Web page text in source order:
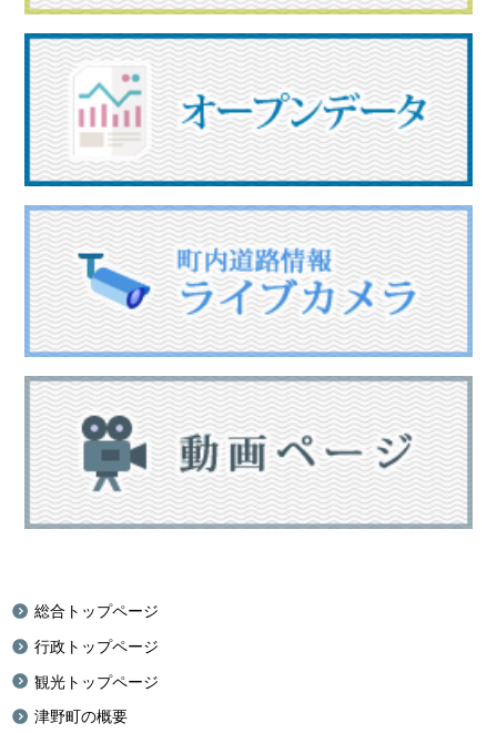
総合トップページ
行政トップページ
観光トップページ
津野町の概要